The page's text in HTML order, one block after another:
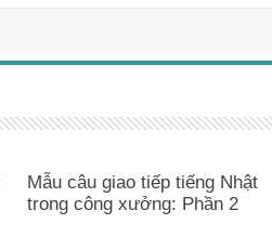
Mẫu câu giao tiếp tiếng Nhật
trong công xưởng: Phần 2